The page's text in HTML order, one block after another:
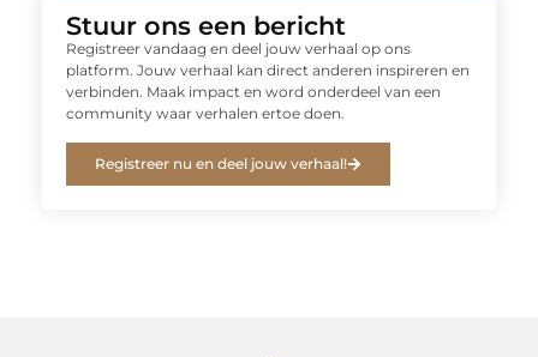
Stuur ons een bericht
Registreer vandaag en deel jouw verhaal op ons
platform. Jouw verhaal kan direct anderen inspireren en
verbinden. Maak impact en word onderdeel van een
community waar verhalen ertoe doen.
Registreer nu en deel jouw verhaal!